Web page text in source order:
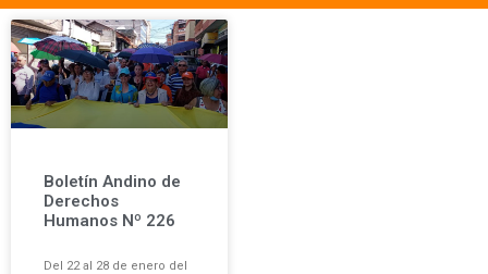
Boletín Andino de
Derechos
Humanos Nº 226
Del 22 al 28 de enero del